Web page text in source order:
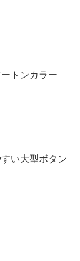
トンカラー
い大型ボタン